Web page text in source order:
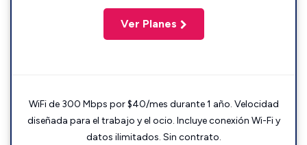
Ver Planes
WiFi de 300 Mbps por $40/mes durante 1 año. Velocidad
diseñada para el trabajo y el ocio. Incluye conexión Wi-Fi y
datos ilimitados. Sin contrato.